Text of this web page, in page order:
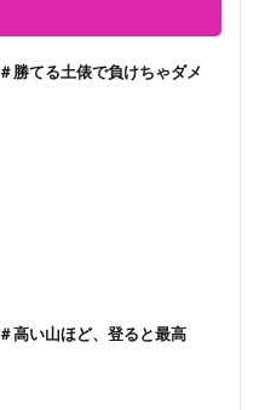
＃勝てる土俵で負けちゃダメ
＃高い山ほど、登ると最高